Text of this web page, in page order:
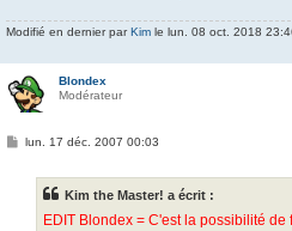
Modifié en dernier parKim le lun. 08 oct. 2018
Blondex
Modérateur
Mlun. 17 déc. 2007 00:03
Kim the Master! a écrit :
EDIT Blondex = C'est la possibilité de